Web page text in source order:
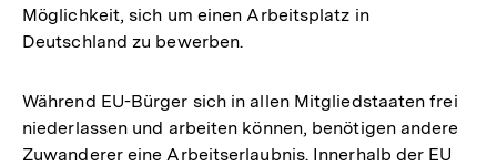
Möglichkeit, sich um einen Arbeitsplatz in
Deutschland zu bewerben.
Während EU-Bürger sich in allen Mitgliedstaaten frei
niederlassen und arbeiten können, benötigen andere
Zuwanderer eine Arbeitserlaubnis. Innerhalb der EU